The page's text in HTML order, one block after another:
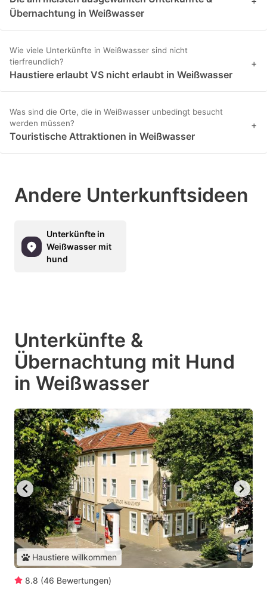
Übernachtung in Weißwasser
Wie viele Unterkünfte in Weißwasser sind nicht
tierfreundlich?
Haustiere erlaubt VS nicht erlaubt in Weißwasser
+
Was sind die Orte, die in Weißwasser unbedingt besucht
werden müssen?
Touristische Attraktionen in Weißwasser
+
Andere Unterkunftsideen
Unterkünfte in
Weißwasser mit
hund
Unterkünfte &
Übernachtung mit Hund
in Weißwasser
Haustiere willkommen
8.8 (46 Bewertungen)